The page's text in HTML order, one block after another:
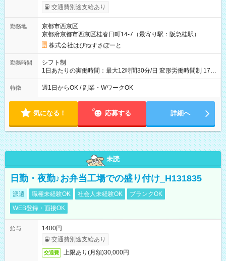
給与は本採用時と同じです。
交通費別途支給あり
勤務地
京都市西京区
京都府京都市西京区桂春日町14-7（最寄り駅：阪急桂駅）
株式会社はぴねすさぽーと
勤務時間
シフト制
1日あたりの実働時間：最大12時間30分/日 変形労働時間制 17：
00～翌9：00（休憩時間3.5時間) 一日の実働時間：12.5時間 想
定労働時間：37.5時間/週 ＊曜日相談：可 ＊労働日数相談：可
特徴 週1日からOK / 副業・WワークOK
気になる！ 応募する 詳細へ
未読
日勤・夜勤♪お弁当工場での盛り付け_H131835
派遣 職種未経験OK 社会人未経験OK
ブランクOK
WEB登録・面接OK
給与
1400円
交通費別途支給あり
交通費 上限あり(月額)30,000円